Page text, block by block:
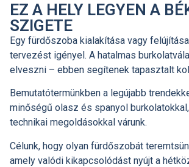
EZ A HELY LEGYEN A
SZIGETE
Egy fürdőszoba kialakítása vagy
tervezést igényel. A hatalmas
elveszni – ebben segítenek tapasztalt
Bemutatótermünkben a legújabb
minőségű olasz és spanyol
technikai megoldásokkal várunk.
Célunk, hogy olyan fürdőszobát
amely valódi kikapcsolódást nyújt a